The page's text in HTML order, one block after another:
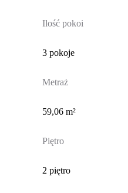
Ilość pokoi
3 pokoje
Metraż
59,06 m²
Piętro
2 piętro